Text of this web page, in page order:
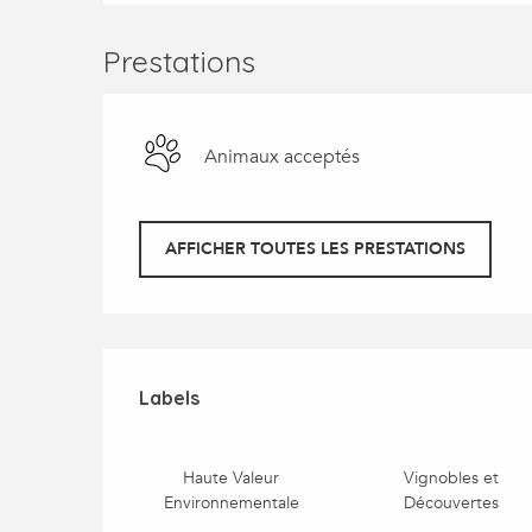
Prestations
Animaux acceptés
AFFICHER TOUTES LES PRESTATIONS
Offres de
Labels
Labels
Haute Valeur
Environnementale
Vignobles et
Découvertes